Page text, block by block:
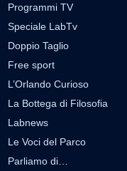
Programmi TV
Speciale LabTv
Doppio Taglio
Free sport
L’Orlando Curioso
La Bottega di Filosofia
Labnews
Le Voci del Parco
Parliamo di…